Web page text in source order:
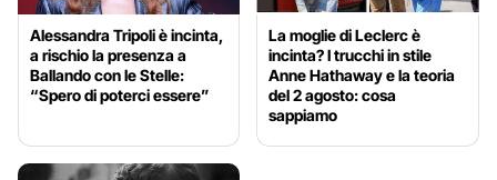
Alessandra Tripoli è incinta,
a rischio la presenza a
Ballando con le Stelle:
“Spero di poterci essere”
La moglie di Leclerc è
incinta? I trucchi in stile
Anne Hathaway e la teoria
del 2 agosto: cosa
sappiamo